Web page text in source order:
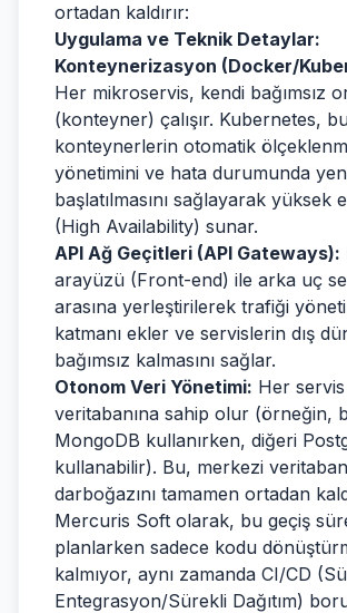
ortadan kaldırır:
Uygulama ve Teknik Detaylar:
Konteynerizasyon (Docker/
Her mikroservis, kendi bağımsız
(konteyner) çalışır. Kubernetes,
konteynerlerin otomatik
yönetimini ve hata durumunda
başlatılmasını sağlayarak yüksek
(High Availability) sunar.
API Ağ Geçitleri (API Gateways):
arayüzü (Front-end) ile arka uç
arasına yerleştirilerek trafiği
katmanı ekler ve servislerin dış
bağımsız kalmasını sağlar.
Otonom Veri Yönetimi: Her
veritabanına sahip olur (örneğin,
MongoDB kullanırken, diğeri
kullanabilir). Bu, merkezi
darboğazını tamamen ortadan
Mercuris Soft olarak, bu geçiş
planlarken sadece kodu
kalmıyor, aynı zamanda CI/CD
Entegrasyon/Sürekli Dağıtım)